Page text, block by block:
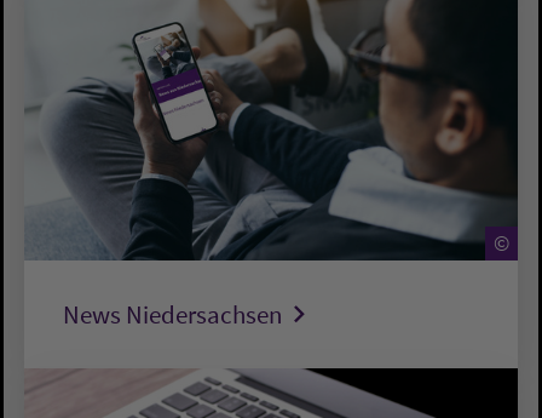
©
News Niedersachsen